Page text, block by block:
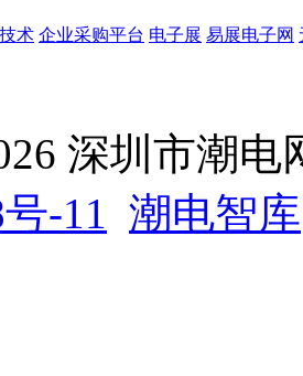
术 企业采购平台 电子展 易展电子网
深圳市潮
-11 潮电智库